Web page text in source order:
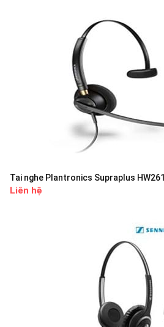
Tai nghe Plantronics Supraplus HW261
Liên hệ